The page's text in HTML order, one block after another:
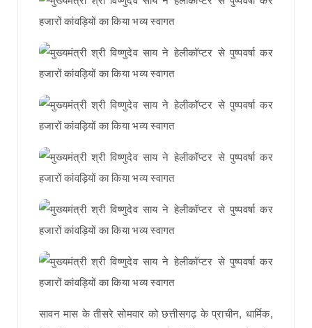
सावन मास के तीसरे सोमवार को छत्तीसगढ़ के प्राचीन, धार्मिक,